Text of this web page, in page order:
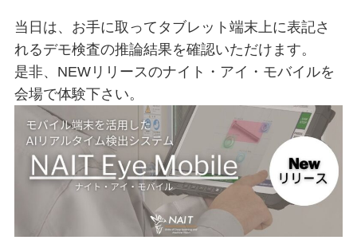
当日は、お手に取ってタブレット端末上に表記さ
れるデモ検査の推論結果を確認いただけます。
是非、NEWリリースのナイト・アイ・モバイルを
会場で体験下さい。